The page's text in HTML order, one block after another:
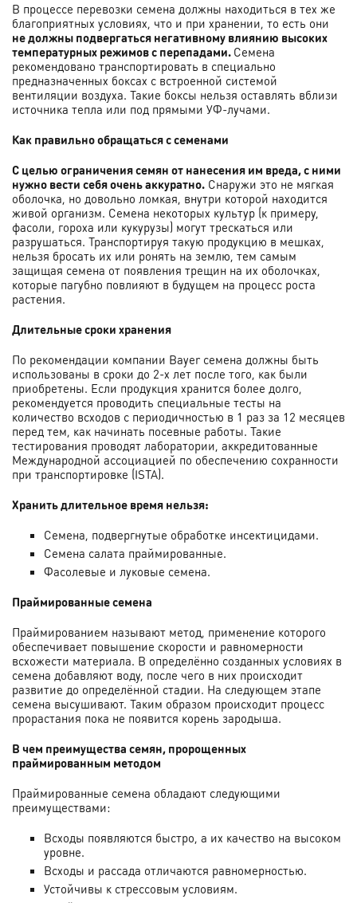
В процессе перевозки семена должны находиться в тех же
благоприятных условиях, что и при хранении, то есть они
не должны подвергаться негативному влиянию высоких
температурных режимов с перепадами. Семена
рекомендовано транспортировать в специально
предназначенных боксах с встроенной системой
вентиляции воздуха. Такие боксы нельзя оставлять вблизи
источника тепла или под прямыми УФ-лучами.
Как правильно обращаться с семенами
С целью ограничения семян от нанесения им вреда, с ними
нужно вести себя очень аккуратно. Снаружи это не мягкая
оболочка, но довольно ломкая, внутри которой находится
живой организм. Семена некоторых культур (к примеру,
фасоли, гороха или кукурузы) могут трескаться или
разрушаться. Транспортируя такую продукцию в мешках,
нельзя бросать их или ронять на землю, тем самым
защищая семена от появления трещин на их оболочках,
которые пагубно повлияют в будущем на процесс роста
растения.
Длительные сроки хранения
По рекомендации компании Bayer семена должны быть
использованы в сроки до 2-х лет после того, как были
приобретены. Если продукция хранится более долго,
рекомендуется проводить специальные тесты на
количество всходов с периодичностью в 1 раз за 12 месяцев
перед тем, как начинать посевные работы. Такие
тестирования проводят лаборатории, аккредитованные
Международной ассоциацией по обеспечению сохранности
при транспортировке (ISTA).
Хранить длительное время нельзя:
Семена, подвергнутые обработке инсектицидами.
Семена салата праймированные.
Фасолевые и луковые семена.
Праймированные семена
Праймированием называют метод, применение которого
обеспечивает повышение скорости и равномерности
всхожести материала. В определённо созданных условиях в
семена добавляют воду, после чего в них происходит
развитие до определённой стадии. На следующем этапе
семена высушивают. Таким образом происходит процесс
прорастания пока не появится корень зародыша.
В чем преимущества семян, пророщенных
праймированным методом
Праймированные семена обладают следующими
преимуществами:
Всходы появляются быстро, а их качество на высоком
уровне.
Всходы и рассада отличаются равномерностью.
Устойчивы к стрессовым условиям.